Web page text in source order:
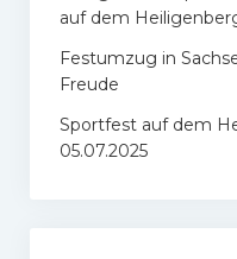
auf dem
Festumzug in
Freude
Sportfest auf dem
05.07.2025